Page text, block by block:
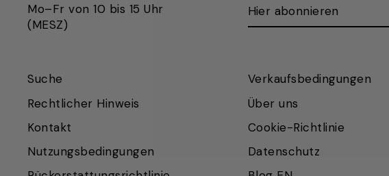
Mo–Fr von 10 bis 15 Uhr
(MESZ)
ABONNIEREN
Suche
Rechtlicher Hinweis
Kontakt
Nutzungsbedingungen
Verkaufsbedingungen
Über uns
Cookie-Richtlinie
Datenschutz